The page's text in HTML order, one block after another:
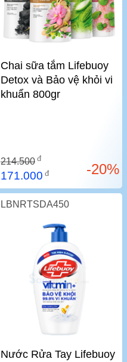
Chai sữa tắm Lifebuoy
Detox và Bảo vệ khỏi vi
khuẩn 800gr
214.500 đ
171.000 đ -20%
LBNRTSDA450
Nước Rửa Tay Lifebuoy